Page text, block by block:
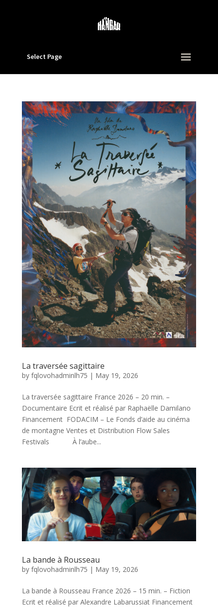
Select Page
La traversée sagittaire
by fqlovohadminlh75 | May 19, 2026
La traversée sagittaire France 2026 – 20 min. –
Documentaire Ecrit et réalisé par Raphaëlle Damilano
Financement FODACIM – Le Fonds d’aide au cinéma
de montagne Ventes et Distribution Flow Sales
Festivals À l’aube...
La bande à Rousseau
by fqlovohadminlh75 | May 19, 2026
La bande à Rousseau France 2026 – 15 min. – Fiction
Ecrit et réalisé par Alexandre Labarussiat Financement